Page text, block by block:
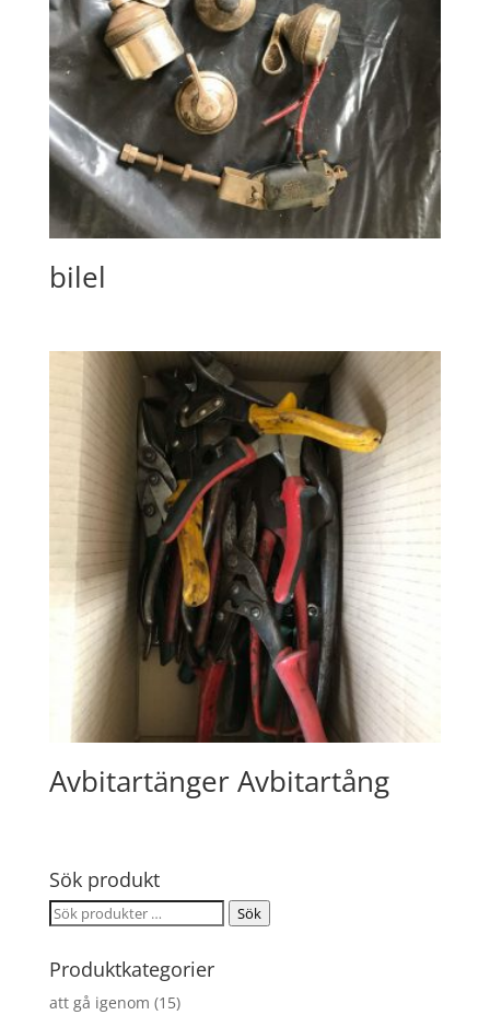
bilel
Avbitartänger Avbitartång
Sök produkt
Sök
Sök
Produktkategorier
att gå igenom (15)